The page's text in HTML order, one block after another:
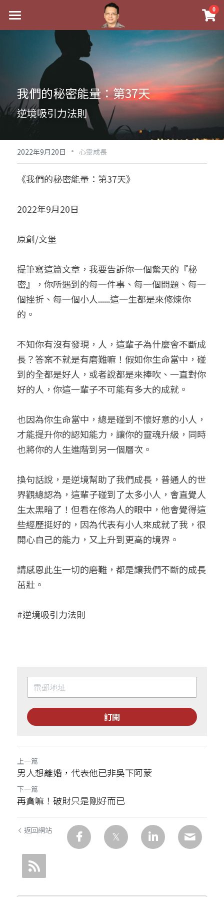
0
最新消息
實體經營
祖傳命理
課程介紹
後天派陽宅
Blog
黃金會員專區
八字雜記
站長精選
臉書生活
好書推廌
試閱專區
Podcast聽書
陽宅視頻
線上直播
自我挑戰
線上學苑
八字進階班
八字中階班
八字高階班
五行計算高階班
團隊訓練營
《十神高階實戰錄》完整典藏版
科學八字推理PDF
八字批命
科學八字推理1
科學八字推理2
科學八字推理3
輕鬆學會科學八字推理
與我預約
批命預約
上課預約
FB粉絲頁
登錄/註冊
搜索
繁體中文
0938617837
support@p8zicourse.com
五行八字線上班
我們的秘密能量：第37天
逆境吸引力法則
2022年9月20日 · 心靈成長
《我們的秘密能量：第37天》
2022年9月20日
原創/文堡
提筆寫這篇文章，我要告訴你一個驚天的『秘
密』，你所遇到的每一件事、每一個問題、每一
個挫折、每一個小人......這一生都是來修煉你
的。
不知你有沒有發現，人，這輩子為什麼會不斷成
長？答案不就是有磨難嘛！假如你生命當中，碰
到的全都是好人，或者說都是來捧吹、一直對你
好的人，你這一輩子不可能有多大的成就。
也因為你生命當中，總是碰到不懷好意的小人，
才能提升你的認知能力，讓你的靈魂升級，同時
也將你的人生進階到另一個層次。
換句話說，是逆境幫助了我們成長，普通人的世
界觀總認為，這輩子碰到了太多小人，會直覺人
生太黑暗了！但看在修為人的眼中，他會覺得這
些經歷挺好的，因為代表有小人來成就了我，很
開心自己的能力，又上升到更高的境界。
請感恩此生一切的磨難，都是讓我們不斷的成長
茁壯。
#逆境吸引力法則
訂閱
上一篇
男人想離婚，代表他已非吳下阿蒙
下一篇
再貪嘛！破財只是剛好而已
返回網站
×
商品分類
八字線上完整班
科學八字推理PDF
《十神高階實戰錄》完整典藏版
1美元超值PDF
八字線上批命
小兒命名